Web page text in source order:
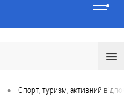
• Спорт, туризм, активний